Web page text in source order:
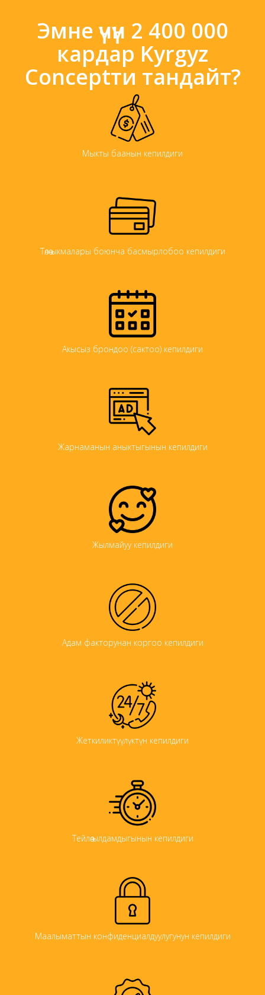
Эмне үчүн 2 400 000
кардар Kyrgyz
Conceptти тандайт?
Мыкты баанын кепилдиги
Төлөө ыкмалары боюнча басмырлобоо кепилдиги
Акысыз брондоо (сактоо) кепилдиги
Жарнаманын аныктыгынын кепилдиги
Жылмайуу кепилдиги
Адам факторунан коргоо кепилдиги
Жеткиликтүүлүктүн кепилдиги
Тейлөө ылдамдыгынын кепилдиги
Маалыматтын конфиденциалдуулугунун кепилдиги